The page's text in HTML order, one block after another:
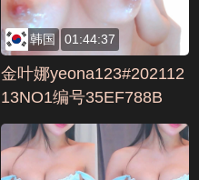
韩国 01:44:37
金叶娜yeona123#202112
13NO1编号35EF788B